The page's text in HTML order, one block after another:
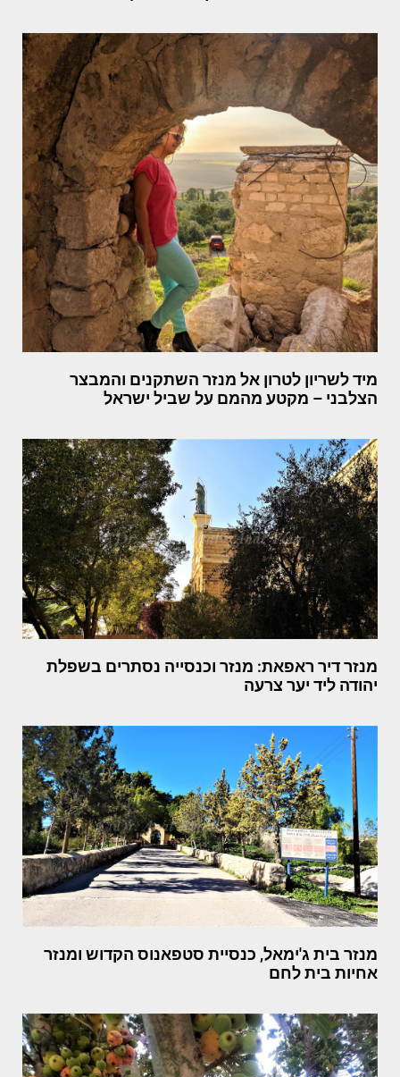
מיד לשריון לטרון אל מנזר השתקנים והמבצר
הצלבני – מקטע מהמם על שביל ישראל
מנזר דיר ראפאת: מנזר וכנסייה נסתרים בשפלת
יהודה ליד יער צרעה
מנזר בית ג'ימאל, כנסיית סטפאנוס הקדוש ומנזר
אחיות בית לחם